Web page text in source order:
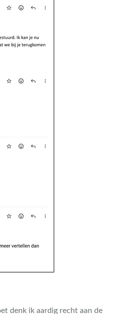
denk ik aardig recht aan de